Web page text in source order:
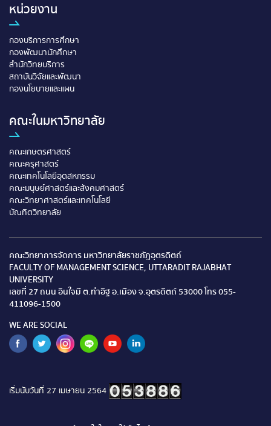
หน่วยงาน
กองบริการการศึกษา
กองพัฒนานักศึกษา
สำนักวิทยบริการ
สถาบันวิจัยและพัฒนา
กองนโยบายและแผน
คณะในมหาวิทยาลัย
คณะเกษตรศาสตร์
คณะครุศาสตร์
คณะเทคโนโลยีอุตสหกรรม
คณะมนุษย์ศาสตร์และสังคมศาสตร์
คณะวิทยาศาสตร์และเทคโนโลยี
บัณทิตวิทยาลัย
คณะวิทยาการจัดการ มหาวิทยาลัยราชภัฎอุตรดิตถ์
FACULTY OF MANAGEMENT SCIENCE, UTTARADIT RAJABHAT
UNIVERSITY
เลขที่ 27 ถนน อินใจมี ต.ท่าอิฐ อ.เมือง จ.อุตรดิตถ์ 53000 โทร 055-
411096-1500
WE ARE SOCIAL
เริ่มนับวันที่ 27 เมษายน 2564